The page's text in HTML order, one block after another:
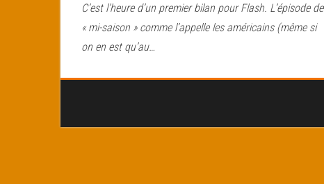
C’est l’heure d’un premier bilan pour Flash. L’épisode de
« mi-saison » comme l’appelle les américains (même si
on en est qu’au…